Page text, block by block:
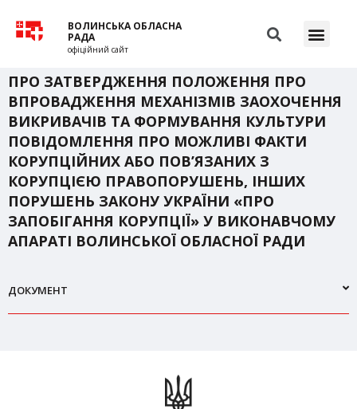
ВОЛИНСЬКА ОБЛАСНА
РАДА
офіційний сайт
ПРО ЗАТВЕРДЖЕННЯ ПОЛОЖЕННЯ ПРО
ВПРОВАДЖЕННЯ МЕХАНІЗМІВ ЗАОХОЧЕННЯ
ВИКРИВАЧІВ ТА ФОРМУВАННЯ КУЛЬТУРИ
ПОВІДОМЛЕННЯ ПРО МОЖЛИВІ ФАКТИ
КОРУПЦІЙНИХ АБО ПОВ’ЯЗАНИХ З
КОРУПЦІЄЮ ПРАВОПОРУШЕНЬ, ІНШИХ
ПОРУШЕНЬ ЗАКОНУ УКРАЇНИ «ПРО
ЗАПОБІГАННЯ КОРУПЦІЇ» У ВИКОНАВЧОМУ
АПАРАТІ ВОЛИНСЬКОЇ ОБЛАСНОЇ РАДИ
ДОКУМЕНТ